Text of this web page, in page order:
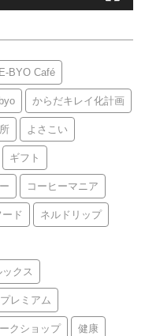
BYO Café
からだキレイ化計画
よさこい
ギフト
コーヒーマニア
ド ネルドリップ
ックス
プレミアム
クショップ 健康